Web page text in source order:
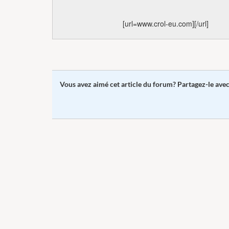
[url=www.crol-eu.com][/url]
Vous avez aimé cet article du forum? Partagez-le